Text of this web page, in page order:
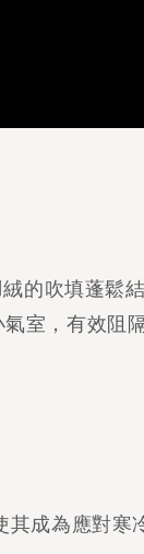
的吹填蓬鬆
室，有效阻
成為應對寒